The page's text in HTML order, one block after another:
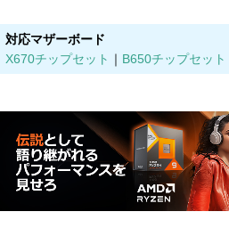
対応マザーボード
X670チップセット ｜ B650チップセット